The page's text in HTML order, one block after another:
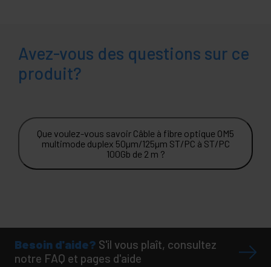
Avez-vous des questions sur ce
produit?
Que voulez-vous savoir Câble à fibre optique OM5
multimode duplex 50µm/125µm ST/PC à ST/PC
100Gb de 2 m ?
Besoin d'aide? S'il vous plaît, consultez
notre FAQ et pages d'aide